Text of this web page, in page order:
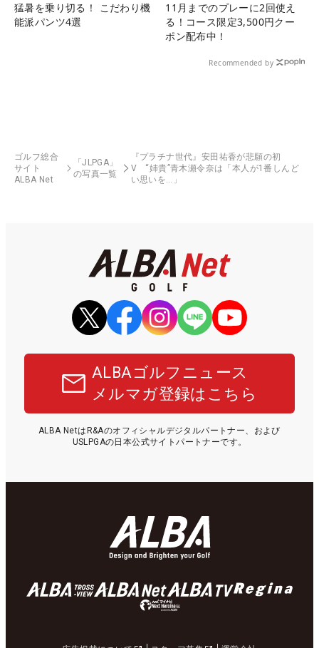
猛暑を乗り切る！ こだわり機
能派パンツ4選
11月までのプレーに2回使え
る！コース限定3,500円クー
ポン配布中！
Recommended by
ゴルフ総合
サイト
ALBA Net
「JLPGA」
の写真一覧
『プラチナ世代』安田祐香が悲願の初
V “姉貴”青木瀬令奈は「本人が1番しんど
い思いを…」
ALBAゴルフニュース
メルマガ登録はこちら
ALBA NetはR&Aのオフィシャルデジタルパートナー、および
USLPGAの日本公式サイトパートナーです。